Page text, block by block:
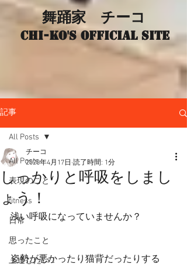
舞踊家 チーコ
Chi-ko's Official site
記事
All Posts
表現のこと
fitness
日常
思ったこと
上達したい！
All Posts
しっかりと呼吸をしまし
ょう！
チーコ
2020年4月17日 読了時間: 1分
浅い呼吸になっていませんか？
姿勢が悪かったり猫背だったりする